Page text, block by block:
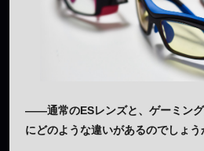
——通常のESレンズと、ゲーミン
にどのような違いがあるのでしょう